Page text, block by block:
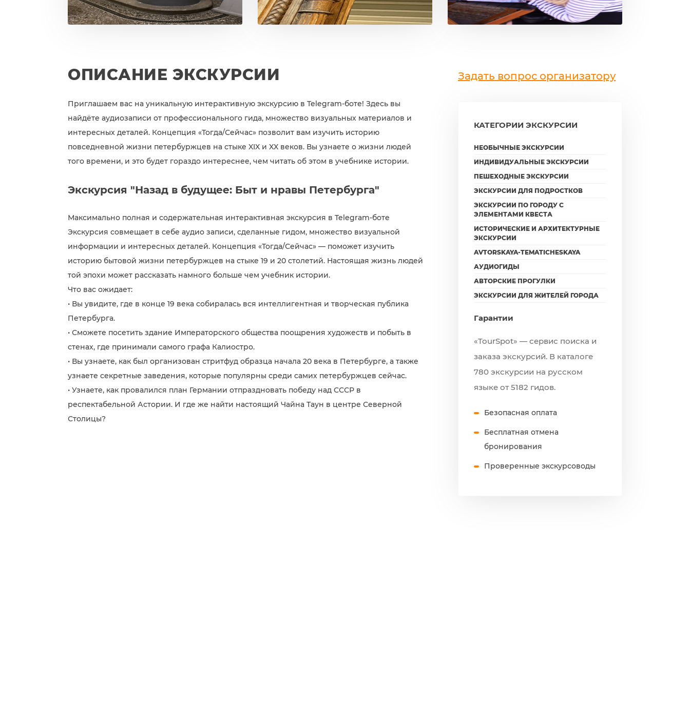
ОПИСАНИЕ ЭКСКУРСИИ
Приглашаем вас на уникальную интерактивную экскурсию в Telegram-боте! Здесь вы
найдёте аудиозаписи от профессионального гида, множество визуальных материалов и
интересных деталей. Концепция «Тогда/Сейчас» позволит вам изучить историю
повседневной жизни петербуржцев на стыке XIX и XX веков. Вы узнаете о жизни людей
того времени, и это будет гораздо интереснее, чем читать об этом в учебнике истории.
Экскурсия "Назад в будущее: Быт и нравы Петербурга"
Максимально полная и содержательная интерактивная экскурсия в Telegram-боте
Экскурсия совмещает в себе аудио записи, сделанные гидом, множество визуальной
информации и интересных деталей. Концепция «Тогда/Сейчас» — поможет изучить
историю бытовой жизни петербуржцев на стыке 19 и 20 столетий. Настоящая жизнь людей
той эпохи может рассказать намного больше чем учебник истории.
Что вас ожидает:
• Вы увидите, где в конце 19 века собиралась вся интеллигентная и творческая публика
Петербурга.
• Сможете посетить здание Императорского общества поощрения художеств и побыть в
стенах, где принимали самого графа Калиостро.
• Вы узнаете, как был организован стритфуд образца начала 20 века в Петербурге, а также
узнаете секретные заведения, которые популярны среди самих петербуржцев сейчас.
• Узнаете, как провалился план Германии отпраздновать победу над СССР в
респектабельной Астории. И где же найти настоящий Чайна Таун в центре Северной
Столицы?
Задать вопрос организатору
КАТЕГОРИИ ЭКСКУРСИИ
НЕОБЫЧНЫЕ ЭКСКУРСИИ
ИНДИВИДУАЛЬНЫЕ ЭКСКУРСИИ
ПЕШЕХОДНЫЕ ЭКСКУРСИИ
ЭКСКУРСИИ ДЛЯ ПОДРОСТКОВ
ЭКСКУРСИИ ПО ГОРОДУ С
ЭЛЕМЕНТАМИ КВЕСТА
ИСТОРИЧЕСКИЕ И АРХИТЕКТУРНЫЕ
ЭКСКУРСИИ
AVTORSKAYA-TEMATICHESKAYA
АУДИОГИДЫ
АВТОРСКИЕ ПРОГУЛКИ
ЭКСКУРСИИ ДЛЯ ЖИТЕЛЕЙ ГОРОДА
Гарантии
«TourSpot» — сервис поиска и
заказа экскурсий. В каталоге
780 экскурсии на русском
языке от 5182 гидов.
Безопасная оплата
Бесплатная отмена
бронирования
Проверенные экскурсоводы